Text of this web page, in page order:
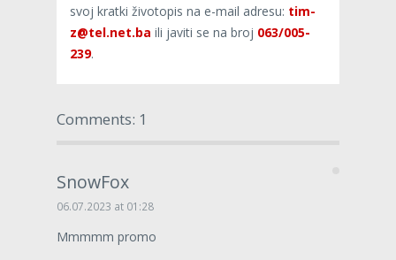
svoj kratki životopis na e-mail adresu: tim-
z@tel.net.ba ili javiti se na broj 063/005-
239.
Comments: 1
SnowFox
06.07.2023 at 01:28
Mmmmm promo